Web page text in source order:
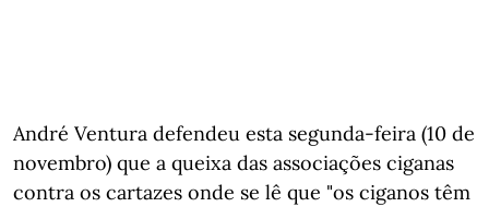
André Ventura defendeu esta segunda-feira (10 de
novembro) que a queixa das associações ciganas
contra os cartazes onde se lê que "os ciganos têm